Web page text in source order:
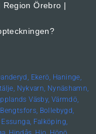
Region Örebro |
Ekerö, Haninge,
Nykvarn, Nynäshamn,
Väsby, Värmdö,
Bengtsfors, Bollebygd,
Essunga, Falköping,